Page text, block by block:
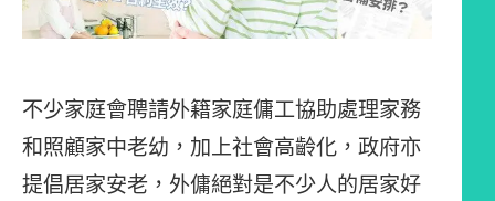
不少家庭會聘請外籍家庭傭工協助處理家務
和照顧家中老幼，加上社會高齡化，政府亦
提倡居家安老，外傭絕對是不少人的居家好